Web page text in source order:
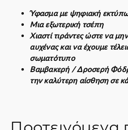
i
π
ο
σ
Ύφασμα με ψηφιακή
Μια εξωτερική τσέπη
Χιαστί τιράντες ώστε να
αυχένας και να έχουμε
σωματότυπο
Βαμβακερή / Δροσερή
την καλύτερη αίσθηση σε